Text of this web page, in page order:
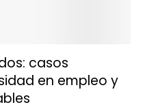
casos
en empleo y